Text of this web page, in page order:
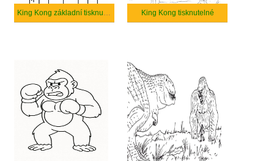
King Kong základní tisknutelné King Kong tisknutelné